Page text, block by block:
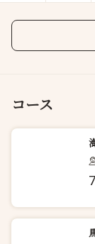
コース